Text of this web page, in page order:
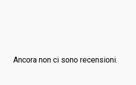
Ancora non ci sono recensioni.